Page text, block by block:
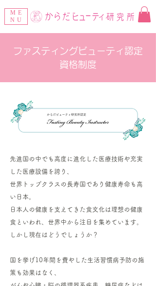
ME
NU
ファスティングビューティ認定
資格制度
先進国の中でも高度に進化した医療技術や充実
した医療設備を誇り、
世界トップクラスの長寿国であり健康寿命も高
い日本。
日本人の健康を支えてきた食文化は理想の健康
食といわれ、世界中から注目を集めています。
しかし現在はどうでしょうか？
国を挙げ10年間を費やした生活習慣病予防の施
策も効果はなく、